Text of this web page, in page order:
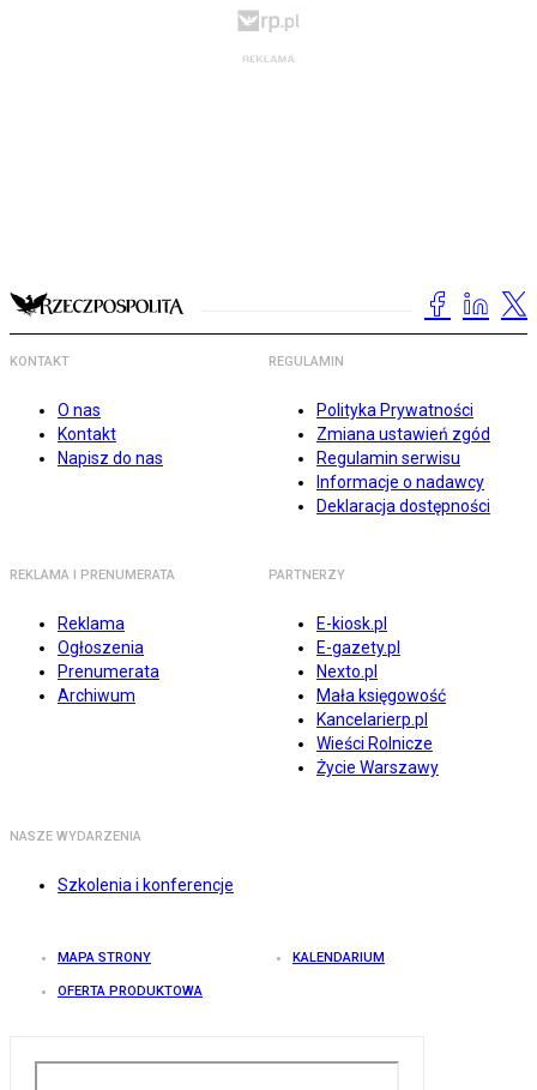
KONTAKT
O nas
Kontakt
Napisz do nas
REGULAMIN
Polityka Prywatności
Zmiana ustawień zgód
Regulamin serwisu
Informacje o nadawcy
Deklaracja dostępności
REKLAMA I PRENUMERATA
Reklama
Ogłoszenia
Prenumerata
Archiwum
PARTNERZY
E-kiosk.pl
E-gazety.pl
Nexto.pl
Mała księgowość
Kancelarierp.pl
Wieści Rolnicze
Życie Warszawy
NASZE WYDARZENIA
Szkolenia i konferencje
MAPA STRONY KALENDARIUM
OFERTA PRODUKTOWA